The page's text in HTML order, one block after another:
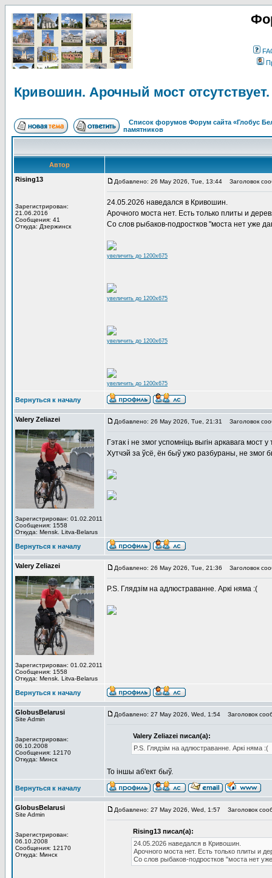
Кривошин. Арочный мост отсутствует.
Список форумов Форум сайта «Глобус
памятников
Автор
Rising13
Зарегистрирован:
21.06.2016
Сообщения: 41
Откуда: Дзержинск
Добавлено: 26 May 2026, Tue, 13:44 Заголовок
24.05.2026 наведался в Кривошин.
Арочного моста нет. Есть только плиты и
Со слов рыбаков-подростков "моста нет уже
увеличить до 1200x675
увеличить до 1200x675
увеличить до 1200x675
увеличить до 1200x675
Вернуться к началу
Valery Zeliazei
Зарегистрирован: 01.02.2011
Сообщения: 1558
Откуда: Mensk. Litva-Belarus
Добавлено: 26 May 2026, Tue, 21:31 Заголовок
Гэтак і не змог успомніць выгін аркавага мост
Хутчэй за ўсё, ён быў ужо разбураны, не змог
Вернуться к началу
Valery Zeliazei
Зарегистрирован: 01.02.2011
Сообщения: 1558
Откуда: Mensk. Litva-Belarus
Добавлено: 26 May 2026, Tue, 21:36 Заголовок
P.S. Глядзім на адлюстраванне. Аркі няма :(
Вернуться к началу
GlobusBelarusi
Site Admin
Зарегистрирован:
06.10.2008
Сообщения: 12170
Откуда: Минск
Добавлено: 27 May 2026, Wed, 1:54 Заголовок
Valery Zeliazei писал(а):
P.S. Глядзім на адлюстраванне. Аркі няма :(
То іншы аб'ект быў.
Вернуться к началу
GlobusBelarusi
Site Admin
Зарегистрирован:
06.10.2008
Сообщения: 12170
Откуда: Минск
Добавлено: 27 May 2026, Wed, 1:57 Заголовок
Rising13 писал(а):
24.05.2026 наведался в Кривошин.
Арочного моста нет. Есть только плиты и
Со слов рыбаков-подростков "моста нет